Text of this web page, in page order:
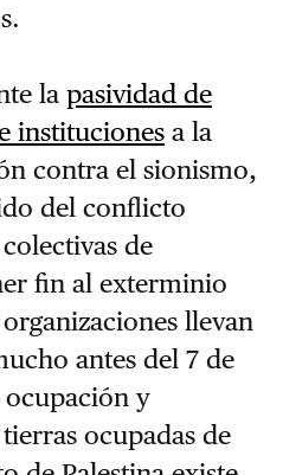
la pasividad de
institucionesa la
contra el sionismo,
del conflicto
de
fin al exterminio
llevan
antes del 7 de
y
ocupadas de